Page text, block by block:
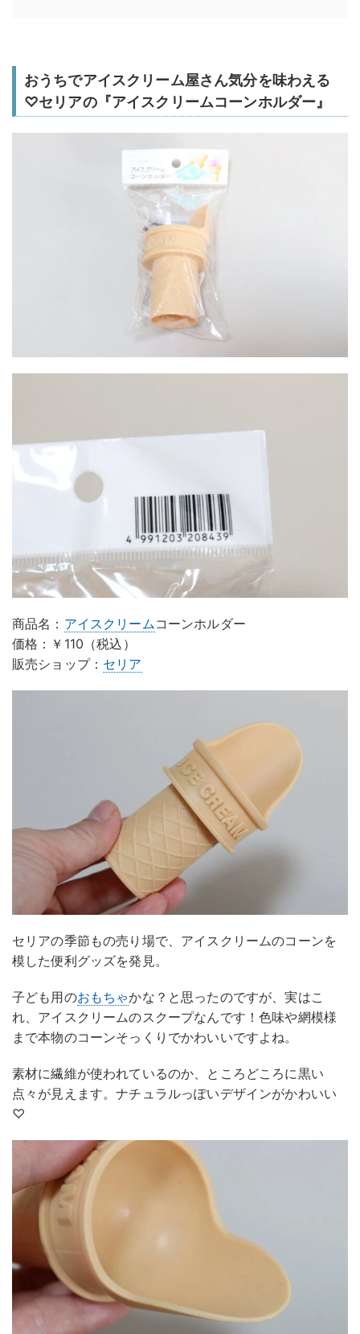
おうちでアイスクリーム屋さん気分を味わえる
♡セリアの『アイスクリームコーンホルダー』
商品名： アイスクリームコーンホルダー
価格：￥110（税込）
販売ショップ： セリア
セリアの季節もの売り場で、アイスクリームのコーンを
模した便利グッズを発見。
子ども用のおもちゃかな？と思ったのですが、実はこ
れ、アイスクリームのスクープなんです！色味や網模様
まで本物のコーンそっくりでかわいいですよね。
素材に繊維が使われているのか、ところどころに黒い
点々が見えます。ナチュラルっぽいデザインがかわいい
♡